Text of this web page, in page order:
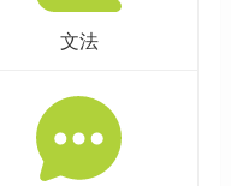
文法